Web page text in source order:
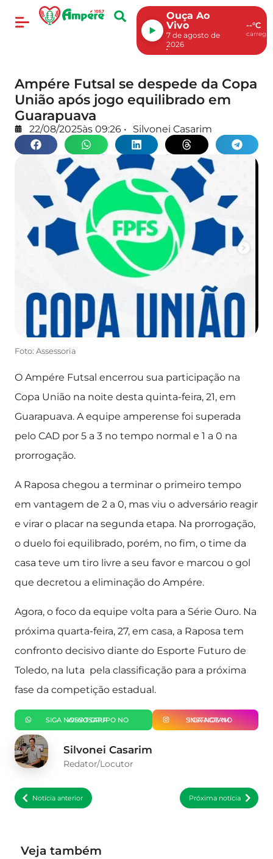
Ouça Ao
Vivo
7 de agosto de
2026
--°C
Ampére Futsal se despede da Copa
União após jogo equilibrado em
Guarapuava
22/08/2025às 09:26 • Silvonei Casarim
Foto: Assessoria
O Ampére Futsal encerrou sua participação na
Copa União na noite desta quinta-feira, 21, em
Guarapuava. A equipe amperense foi superada
pelo CAD por 5 a 3 no tempo normal e 1 a 0 na
prorrogação.
A Raposa chegou a terminar o primeiro tempo
em vantagem de 2 a 0, mas viu o adversário reagir
e virar o placar na segunda etapa. Na prorrogação,
o duelo foi equilibrado, porém, no fim, o time da
casa teve um tiro livre a seu favor e marcou o gol
que decretou a eliminação do Ampére.
Agora, o foco da equipe volta para a Série Ouro. Na
próxima quarta-feira, 27, em casa, a Raposa tem
confronto decisivo diante do Esporte Futuro de
Toledo, na luta pela classificação para a próxima
fase da competição estadual.
SIGA NOSSO GRUPO NO WHATSAPP SIGA-NOS NO INSTAGRAM
Silvonei Casarim
Redator/Locutor
Notícia anterior Próxima notícia
Veja também